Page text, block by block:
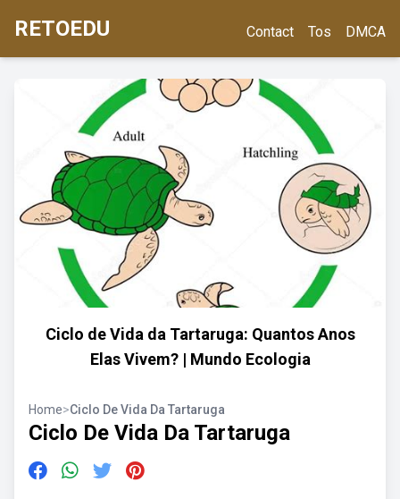
RETOEDU Contact Tos DMCA
Ciclo de Vida da Tartaruga: Quantos Anos
Elas Vivem? | Mundo Ecologia
Home>Ciclo De Vida Da Tartaruga
Ciclo De Vida Da Tartaruga